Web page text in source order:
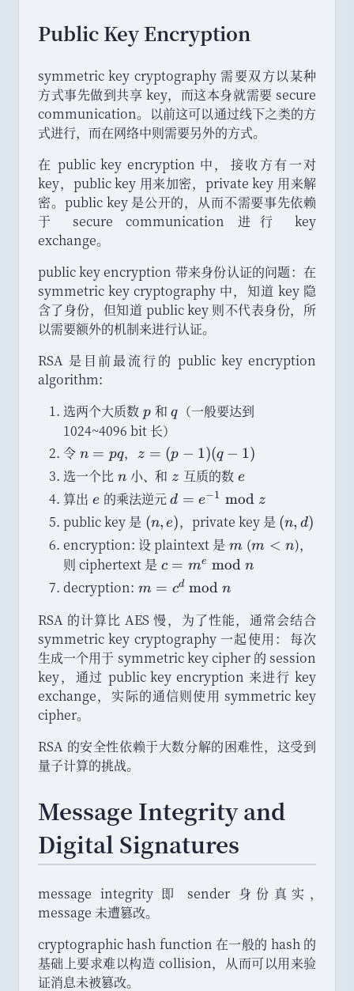
\
pl
u
s
m
Public Key Encryption
symmetric key cryptography 需要双方以某种
方式事先做到共享 key， 而这本身就需要 secure
communication。 以前这可以通过线下之类的方
式进行， 而在网络中则需要另外的方式。
在 public key encryption 中，
接收方有一对
key， public key 用来加密， private key 用来解
密。 public key 是公开的，
从而不需要事先依赖
于 secure communication 进行 key
exchange。
public key encryption 带来身份认证的问题： 在
symmetric key cryptography 中，
知道 key 隐
含了身份， 但知道 public key 则不代表身份，
所
以需要额外的机制来进行认证。
RSA 是目前最流行的 public key encryption
algorithm:
选两个大质数 p
p 和 q
q （一般要达到
1024~4096 bit 长）
令 n
=
p
q
n = pq，
z
=
(
p
-
1
)
q
-
1
)
z = (p − 1)(q − 1)
选一个比 n
n 小、 和 z
z 互质的数 e
e
算出 e
e 的乘法逆元 d
=
e
^
{-
1
\
b
m
o
d
d = e−1 mod z
public key 是 (
n
,
e
)
(n, e)， private key 是 (
n
(n, d)
encryption: 设 plaintext 是 m
m (m
<
m < n)，
则 ciphertext 是 c
^
e
\
b
m
n
c = me mod n
decryption: m
c
^
d
\
b
d
m = cd mod n
RSA 的计算比 AES 慢， 为了性能，
通常会结合
symmetric key cryptography 一起使用：
每次
生成一个用于 symmetric key cipher 的 session
key，
通过 public key encryption 来进行 key
exchange，
实际的通信则使用 symmetric key
cipher。
RSA 的安全性依赖于大数分解的困难性， 这受到
量子计算的挑战。
Message Integrity and
Digital Signatures
message integrity 即 sender 身份真实 ，
message 未遭篡改。
cryptographic hash function 在一般的 hash 的
基础上要求难以构造 collision，
从而可以用来验
证消息未被篡改。